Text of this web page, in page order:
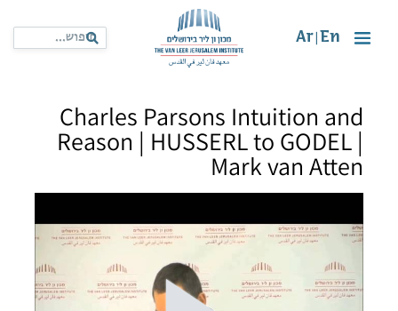
En
Ar
Charles Parsons Intuition and
Reason | HUSSERL to GODEL |
Mark van Atten